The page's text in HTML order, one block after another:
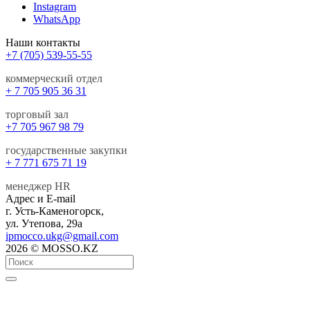
Instagram
WhatsApp
Наши контакты
+7 (705) 539-55-55
коммерческий отдел
+ 7 705 905 36 31
торговый зал
+7 705 967 98 79
государственные закупки
+ 7 771 675 71 19
менеджер HR
Адрес и E-mail
г. Усть-Каменогорск,
ул. Утепова, 29а
ipmocco.ukg@gmail.com
2026 © MOSSO.KZ